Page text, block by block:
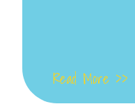
Read More >>